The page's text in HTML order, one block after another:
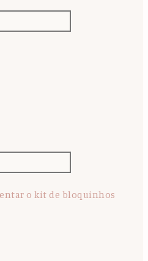
o kit de bloquinhos